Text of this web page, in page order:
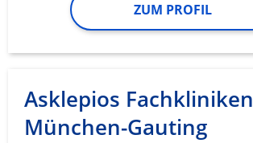
ZUM PROFIL
Asklepios Fachkliniken
München-Gauting